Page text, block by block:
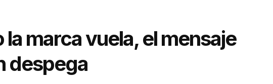
la marca vuela, el mensaje
despega